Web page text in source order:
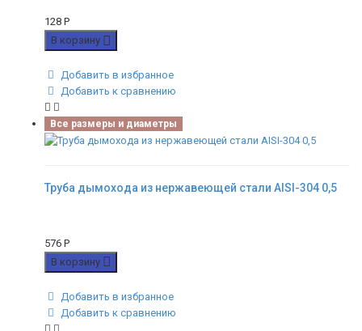
128 Р
В корзину
Добавить в избранное
Добавить к сравнению
Все размеры и диаметры
Труба дымохода из нержавеющей стали AISI-304 0,5
576 Р
В корзину
Добавить в избранное
Добавить к сравнению